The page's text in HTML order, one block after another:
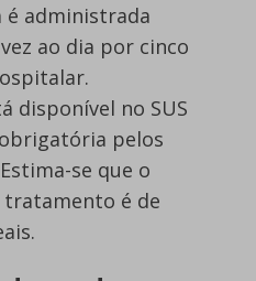
administrada
ao dia por cinco
disponível no SUS
pelos
se que o
é de